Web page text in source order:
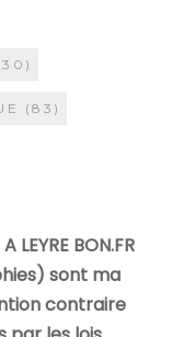
(83)
BON.FR
sont ma
contraire